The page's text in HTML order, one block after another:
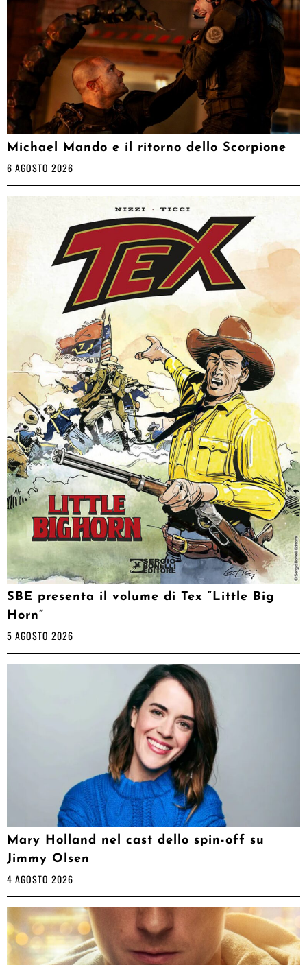
Michael Mando e il ritorno dello Scorpione
6 AGOSTO 2026
SBE presenta il volume di Tex “Little Big
Horn”
5 AGOSTO 2026
Mary Holland nel cast dello spin-off su
Jimmy Olsen
4 AGOSTO 2026